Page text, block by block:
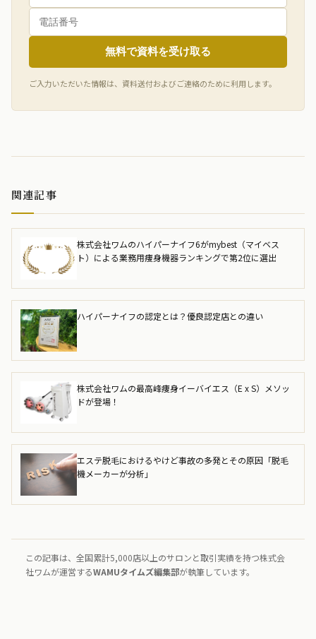
無料で資料を受け取る
ご入力いただいた情報は、資料送付およびご連絡のために利用します。
関連記事
株式会社ワムのハイパーナイフ6がmybest（マイベス
ト）による業務用痩身機器ランキングで第2位に選出
ハイパーナイフの認定とは？優良認定店との違い
株式会社ワムの最高峰痩身イーバイエス（E x S）メソッ
ドが登場！
エステ脱毛におけるやけど事故の多発とその原因「脱毛
機メーカーが分析」
この記事は、全国累計5,000店以上のサロンと取引実績を持つ株式会
社ワムが運営するWAMUタイムズ編集部が執筆しています。